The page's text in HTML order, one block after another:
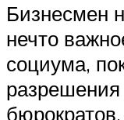
Бизнесмен
нечто
социума,
разрешения